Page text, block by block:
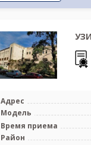
Адрес
Модель
Время приема
Район